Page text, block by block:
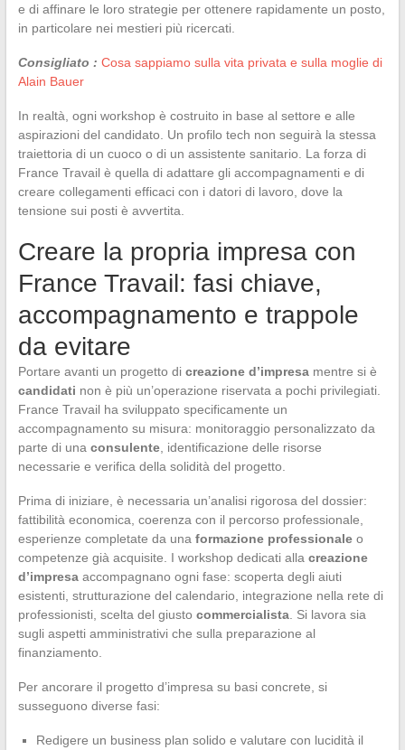
e di affinare le loro strategie per ottenere rapidamente un posto,
in particolare nei mestieri più ricercati.
Consigliato : Cosa sappiamo sulla vita privata e sulla moglie di
Alain Bauer
In realtà, ogni workshop è costruito in base al settore e alle
aspirazioni del candidato. Un profilo tech non seguirà la stessa
traiettoria di un cuoco o di un assistente sanitario. La forza di
France Travail è quella di adattare gli accompagnamenti e di
creare collegamenti efficaci con i datori di lavoro, dove la
tensione sui posti è avvertita.
Creare la propria impresa con
France Travail: fasi chiave,
accompagnamento e trappole
da evitare
Portare avanti un progetto di creazione d’impresamentre si è
candidati non è più un’operazione riservata a pochi privilegiati.
France Travail ha sviluppato specificamente un
accompagnamento su misura: monitoraggio personalizzato da
parte di una consulente, identificazione delle risorse
necessarie e verifica della solidità del progetto.
Prima di iniziare, è necessaria un’analisi rigorosa del dossier:
fattibilità economica, coerenza con il percorso professionale,
esperienze completate da una formazione professionaleo
competenze già acquisite. I workshop dedicati alla creazione
d’impresaaccompagnano ogni fase: scoperta degli aiuti
esistenti, strutturazione del calendario, integrazione nella rete di
professionisti, scelta del giusto commercialista. Si lavora sia
sugli aspetti amministrativi che sulla preparazione al
finanziamento.
Per ancorare il progetto d’impresa su basi concrete, si
susseguono diverse fasi:
Redigere un business plan solido e valutare con lucidità il